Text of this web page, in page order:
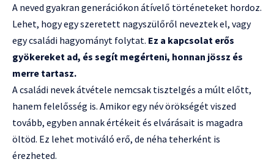
A neved gyakran generációkon átívelő történeteket hordoz.
Lehet, hogy egy szeretett nagyszülőről neveztek el, vagy
egy családi hagyományt folytat. Ez a kapcsolat erős
gyökereket ad, és segít megérteni, honnan jössz és
merre tartasz.
A családi nevek átvétele nemcsak tisztelgés a múlt előtt,
hanem felelősség is. Amikor egy név örökségét viszed
tovább, egyben annak értékeit és elvárásait is magadra
öltöd. Ez lehet motiváló erő, de néha teherként is
érezheted.